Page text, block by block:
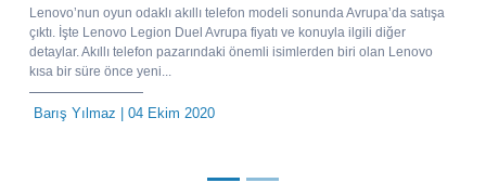
Lenovo’nun oyun odaklı akıllı telefon modeli sonunda Avrupa’da satışa
çıktı. İşte Lenovo Legion Duel Avrupa fiyatı ve konuyla ilgili diğer
detaylar. Akıllı telefon pazarındaki önemli isimlerden biri olan Lenovo
kısa bir süre önce yeni...
Barış Yılmaz | 04 Ekim 2020